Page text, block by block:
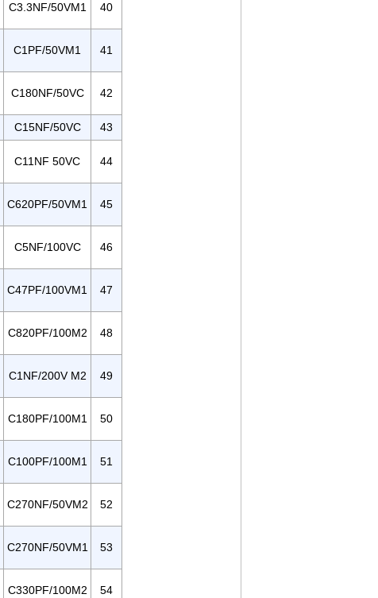
C3.3NF/50VM1 40
C1PF/50VM1 41
C180NF/50VC 42
C15NF/50VC 43
C11NF 50VC 44
C620PF/50VM1 45
C5NF/100VC 46
C47PF/100VM1 47
C820PF/100M2 48
C1NF/200V M2 49
C180PF/100M1 50
C100PF/100M1 51
C270NF/50VM2 52
C270NF/50VM1 53
C330PF/100M2 54